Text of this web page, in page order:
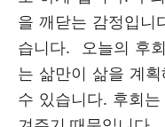
을 깨닫는 감정입니
습니다.
오늘의 후
는 삶만이 삶을 계
수 있습니다. 후회